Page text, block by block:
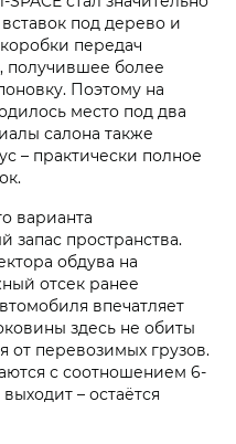
под дерево и
передач
получившее более
Поэтому на
место под два
салона также
– практически полное
варианта
запас пространства.
обдува на
отсек ранее
впечатляет
здесь не обиты
от перевозимых грузов.
с соотношением 6-
– остаётся